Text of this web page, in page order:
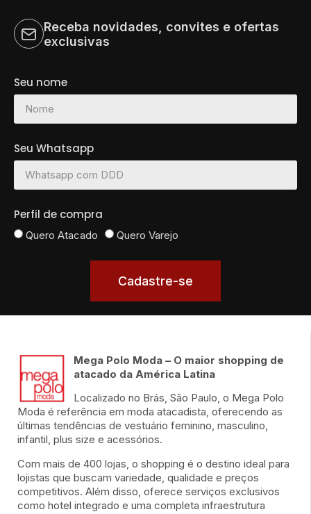
Receba novidades, convites e ofertas
exclusivas
Seu nome
Seu Whatsapp
Perfil de compra
Quero Atacado Quero Varejo
Cadastre-se
Mega Polo Moda – O maior shopping de
atacado da América Latina
Localizado no Brás, São Paulo, o Mega Polo
Moda é referência em moda atacadista, oferecendo as
últimas tendências de vestuário feminino, masculino,
infantil, plus size e acessórios.
Com mais de 400 lojas, o shopping é o destino ideal para
lojistas que buscam variedade, qualidade e preços
competitivos. Além disso, oferece serviços exclusivos
como hotel integrado e uma completa infraestrutura